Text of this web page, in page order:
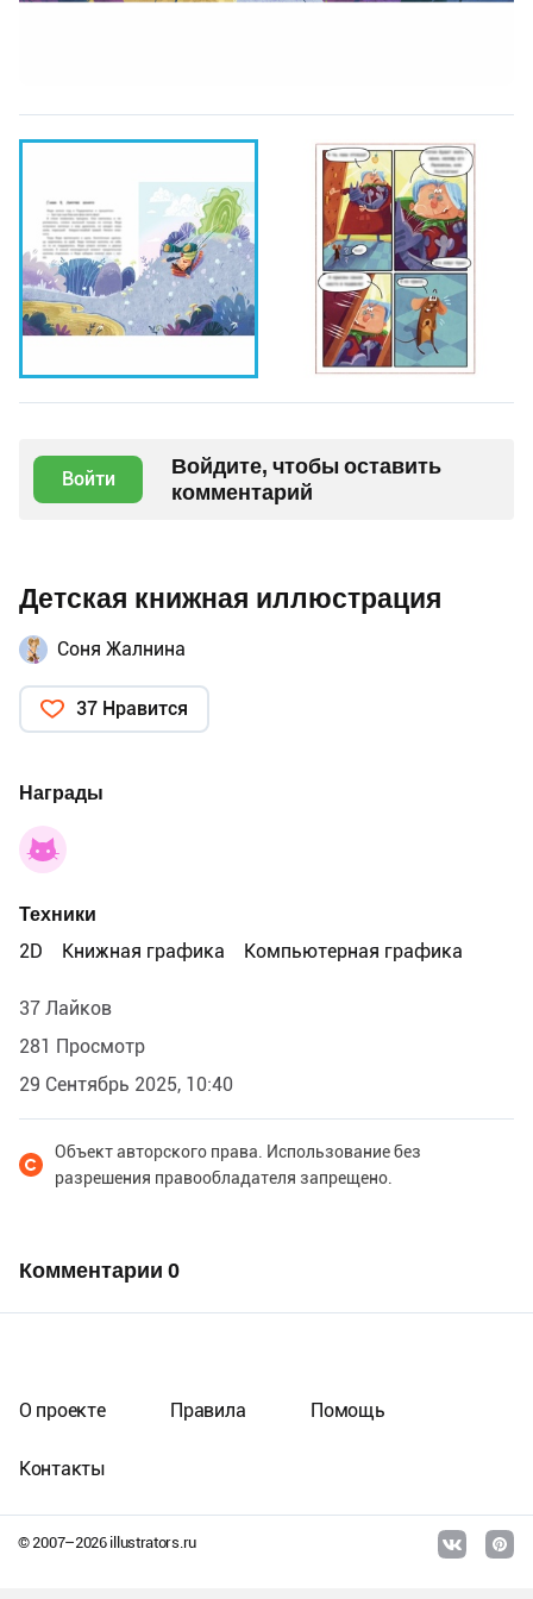
Войти
Войдите, чтобы оставить
комментарий
Детская книжная иллюстрация
Соня Жалнина
37 Нравится
Награды
Техники
2D
Книжная графика Компьютерная графика
37 Лайков
281 Просмотр
29 Сентябрь 2025, 10:40
Объект авторского права. Использование без
разрешения правообладателя запрещено.
Комментарии 0
© 2007–2026illustrators.ru
О проекте Правила Помощь
Контакты